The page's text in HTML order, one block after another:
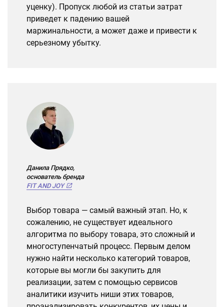
уценку). Пропуск любой из статьи затрат
приведет к падению вашей
маржинальности, а может даже и привести к
серьезному убытку.
Данила Прядко,
основатель бренда
FIT AND JOY
Выбор товара — самый важный этап. Но, к
сожалению, не существует идеального
алгоритма по выбору товара, это сложный и
многоступенчатый процесс. Первым делом
нужно найти несколько категорий товаров,
которые вы могли бы закупить для
реализации, затем с помощью сервисов
аналитики изучить ниши этих товаров,